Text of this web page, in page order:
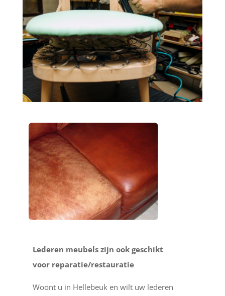
Lederen meubels zijn ook geschikt
voor reparatie/restauratie
Woont u in Hellebeuk en wilt uw lederen